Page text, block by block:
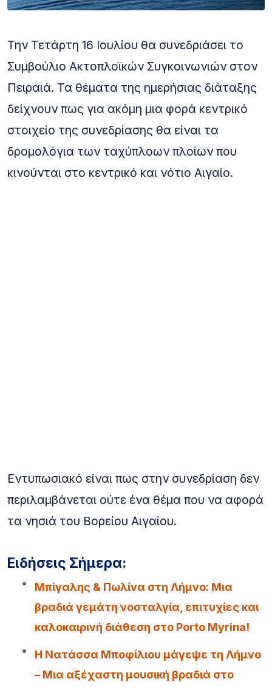
Την Τετάρτη 16 Ιουλίου θα συνεδριάσει το
Συμβούλιο Ακτοπλοϊκών Συγκοινωνιών στον
Πειραιά. Τα θέματα της ημερήσιας διάταξης
δείχνουν πως για ακόμη μια φορά κεντρικό
στοιχείο της συνεδρίασης θα είναι τα
δρομολόγια των ταχύπλοων πλοίων που
κινούνται στο κεντρικό και νότιο Αιγαίο.
Εντυπωσιακό είναι πως στην συνεδρίαση δεν
περιλαμβάνεται ούτε ένα θέμα που να αφορά
τα νησιά του Βορείου Αιγαίου.
Ειδήσεις Σήμερα:
Μπίγαλης & Πωλίνα στη Λήμνο: Μια
βραδιά γεμάτη νοσταλγία, επιτυχίες και
καλοκαιρινή διάθεση στο Porto Myrina!
Η Νατάσσα Μποφίλιου μάγεψε τη Λήμνο
– Μια αξέχαστη μουσική βραδιά στο